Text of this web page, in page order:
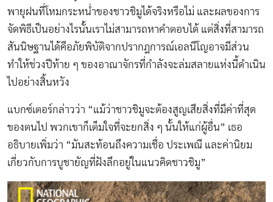
พายุฝนที่โหมกระหน่ำของชาวชิมูได้จริงหรือไม่ และผลของการ
จัดพิธีเป็นอย่างไรนั้นเราไม่สามารถหาคำตอบได้ แต่สิ่งที่สามารถ
สันนิษฐานได้คือภัยพิบัติจากปรากฎการณ์เอลนีโญอาจมีส่วน
ทำให้ช่วงปีท้าย ๆ ของอาณาจักรที่กำลังจะล่มสลายแห่งนี้ดำเนิน
ไปอย่างสิ้นหวัง
แบกซ์เตอร์กล่าวว่า “แม้ว่าชาวชิมูจะต้องสูญเสียสิ่งที่มีค่าที่สุด
ของตนไป พวกเขาก็เต็มใจที่จะยกสิ่ง ๆ นั้นให้แก่ผู้อื่น” เธอ
อธิบายเพิ่มว่า “มันสะท้อนถึงความเชื่อ ประเพณี และค่านิยม
เกี่ยวกับการบูชายัญที่ฝังลึกอยู่ในแนวคิดชาวชิมู”